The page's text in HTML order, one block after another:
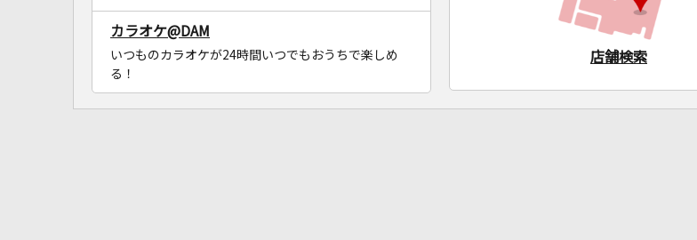
カラオケ@DAM
いつものカラオケが24時間いつでもおうちで楽しめ
る！
店舗検索